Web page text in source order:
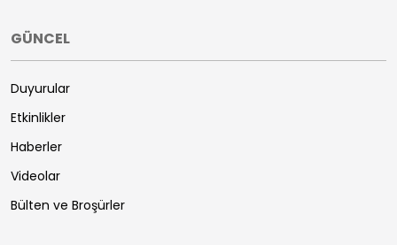
GÜNCEL
Duyurular
Etkinlikler
Haberler
Videolar
Bülten ve Broşürler